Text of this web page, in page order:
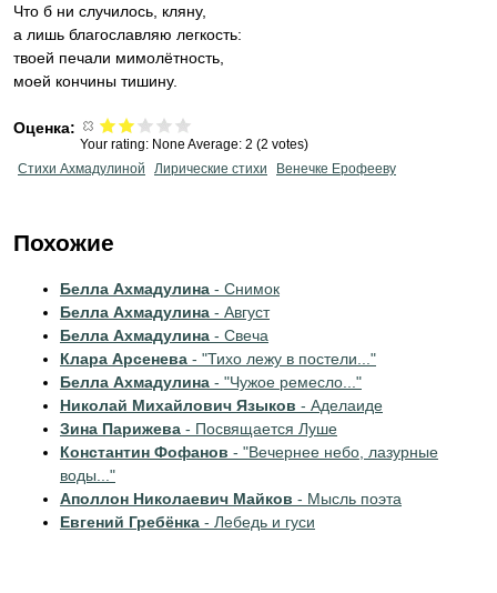
Что б ни случилось, кляну,
а лишь благославляю легкость:
твоей печали мимолётность,
моей кончины тишину.
Оценка:
Your rating: None Average: 2 (2 votes)
Стихи Ахмадулиной
Лирические стихи Венечке Ерофееву
Похожие
Белла Ахмадулина - Снимок
Белла Ахмадулина - Август
Белла Ахмадулина - Свеча
Клара Арсенева - "Тихо лежу в постели..."
Белла Ахмадулина - "Чужое ремесло..."
Николай Михайлович Языков - Аделаиде
Зина Парижева - Посвящается Луше
Константин Фофанов - "Вечернее небо, лазурные
воды..."
Аполлон Николаевич Майков - Мысль поэта
Евгений Гребёнка - Лебедь и гуси